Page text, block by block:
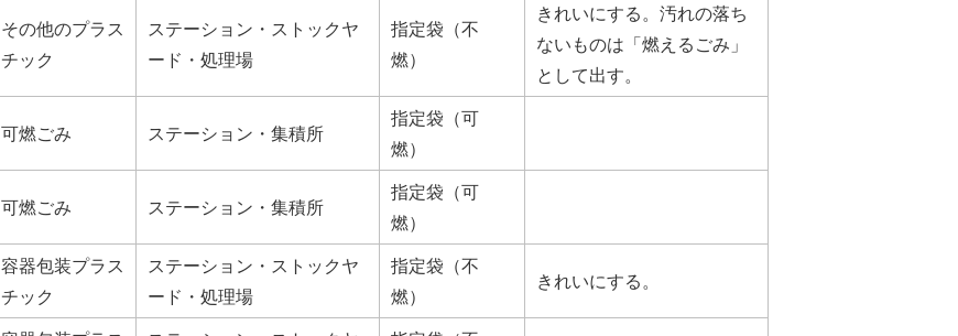
その他のプラス
チック
ステーション・ストックヤ
ード・処理場
指定袋（不
燃）
きれいにする。汚れの落ち
ないものは「燃えるごみ」
として出す。
可燃ごみ ステーション・集積所
指定袋（可
燃）
可燃ごみ ステーション・集積所
指定袋（可
燃）
容器包装プラス
チック
ステーション・ストックヤ
ード・処理場
指定袋（不
燃）
きれいにする。